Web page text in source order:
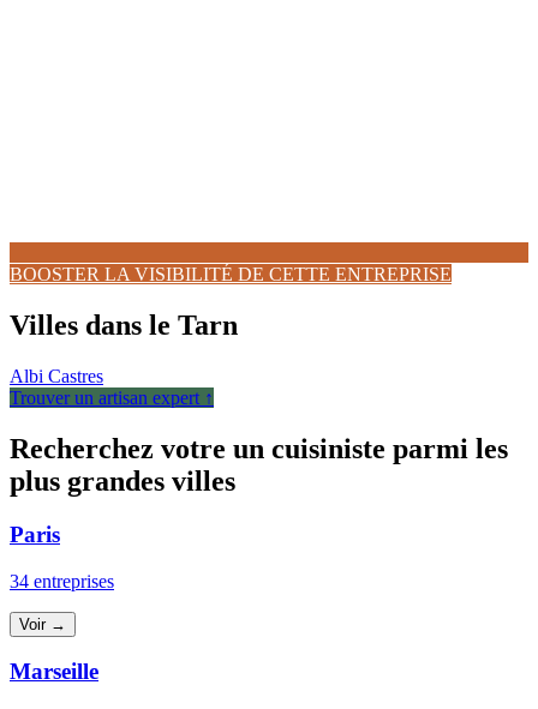
BOOSTER LA VISIBILITÉ DE CETTE ENTREPRISE
Villes dans le Tarn
Albi Castres
Trouver un artisan expert ↑
Recherchez votre un cuisiniste parmi les
plus grandes villes
Paris
34 entreprises
Voir →
Marseille